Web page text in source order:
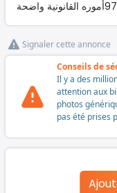
Signaler cette annonce
Conseils de
Il y a des
attention aux
photos
pas été prises